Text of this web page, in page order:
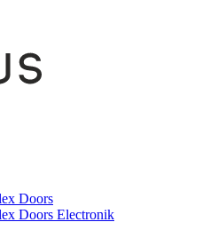
Doors
Doors Electronik